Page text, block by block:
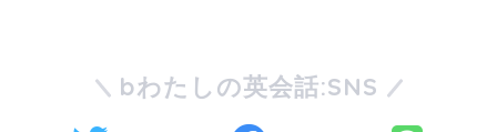
bわたしの英会話:SNS